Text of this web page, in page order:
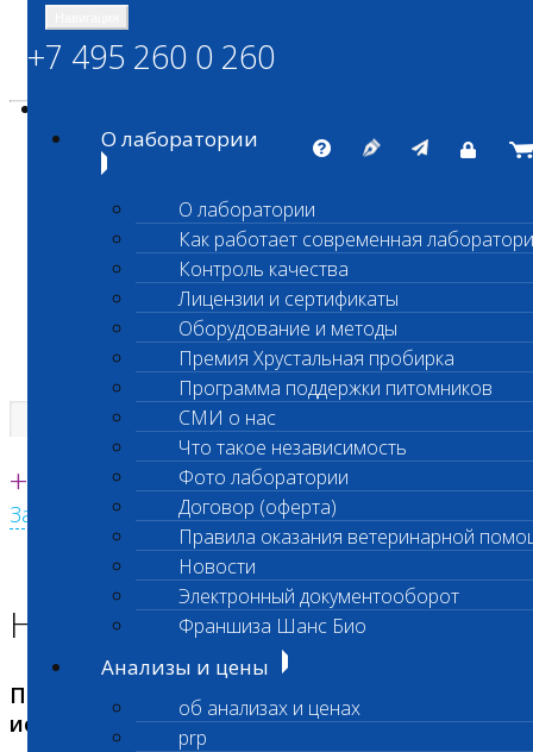
ШАНС БИО
Независимая ветеринарная лаборатория
Единая круглосуточная справочная
+7 495 260 0 260
Заказать звонок с сайта
+7 495 260 0 260
О лаборатории
О лаборатории
Как работает современная
Контроль качества
Лицензии и сертификаты
Оборудование и методы
Премия Хрустальная пробирка
Программа поддержки питомников
СМИ о нас
Что такое независимость
Фото лаборатории
Договор (оферта)
Правила оказания ветеринарной
Новости
Электронный документооборот
Франшиза Шанс Био
Анализы и цены
об анализах и ценах
prp
Главная страница
Новости лаборатории
Приостановка срочных биохимических
исследований